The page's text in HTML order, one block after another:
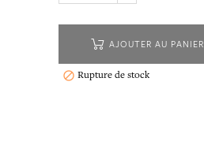
AJOUTER AU PANIER
 Rupture de stock